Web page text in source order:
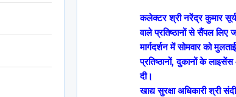
कलेक्टर श्री नरेंद्र कुमार
वाले प्रतिष्ठानों से सैंपल लिए
मार्गदर्शन में सोमवार को
प्रतिष्ठानों, दुकानों के
दी।
खाद्य सुरक्षा अधिकारी